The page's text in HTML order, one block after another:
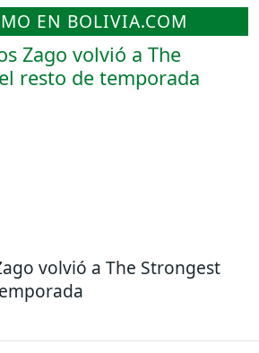
EN BOLIVIA.COM
volvió a The Strongest